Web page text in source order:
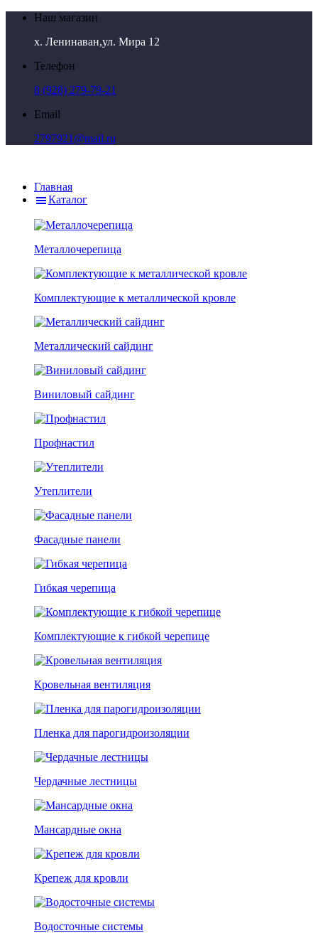
Наш магазин
х. Ленинаван,ул. Мира 12
Телефон
8 (928) 279-79-21
Email
2797921@mail.ru
Главная
Каталог
Металлочерепица
Комплектующие к металлической кровле
Металлический сайдинг
Виниловый сайдинг
Профнастил
Утеплители
Фасадные панели
Гибкая черепица
Комплектующие к гибкой черепице
Кровельная вентиляция
Пленка для парогидроизоляции
Чердачные лестницы
Мансардные окна
Крепеж для кровли
Водосточные системы